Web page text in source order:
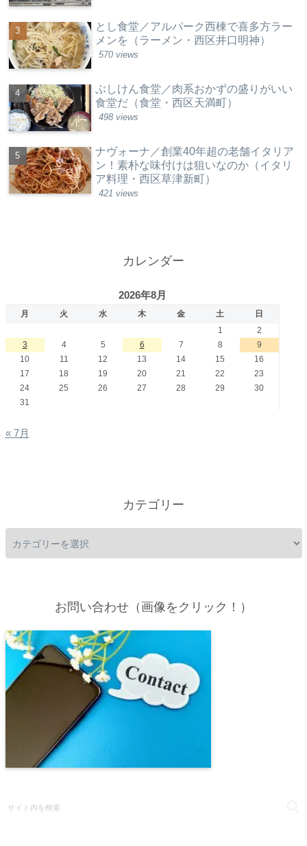
とし食堂／アルパーク西棟で喜多方ラー
メンを（ラーメン・西区井口明神）
570 views
ぶしけん食堂／肉系おかずの盛りがいい
食堂だ（食堂・西区天満町）
498 views
ナヴォーナ／創業40年超の老舗イタリア
ン！素朴な味付けは狙いなのか（イタリ
ア料理・西区草津新町）
421 views
カレンダー
2026年8月
月 火 水 木 金 土
日
1
2
3
4 5 6 7 8
9
10
11 12 13 14 15
16
17
18 19 20 21 22
23
24
25 26 27 28 29
30
31
« 7月
カテゴリー
お問い合わせ（画像をクリック！）